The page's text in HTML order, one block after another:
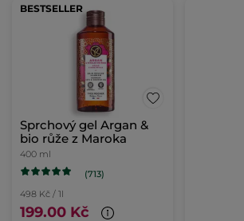
BESTSELLER
Sprchový gel Argan &
bio růže z Maroka
400 ml
(713)
498 Kč / 1l
199.00 Kč